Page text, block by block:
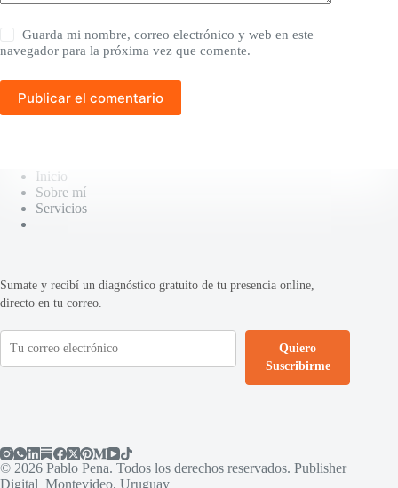
Guarda mi nombre, correo electrónico y web en este
navegador para la próxima vez que comente.
Publicar el comentario
Inicio
Sobre mí
Servicios
Sumate y recibí un diagnóstico gratuito de tu presencia online,
directo en tu correo.
Quiero
Suscribirme
© 2026 Pablo Pena. Todos los derechos reservados. Publisher
Digital Montevideo, Uruguay